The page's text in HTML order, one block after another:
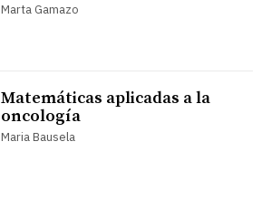
Marta Gamazo
Matemáticas aplicadas a la
oncología
Maria Bausela